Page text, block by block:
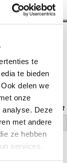
te
te bieden
delen we
onze
analyse. Deze
met andere
ze hebben
services.
Handgun ECO met
log in voor prijs